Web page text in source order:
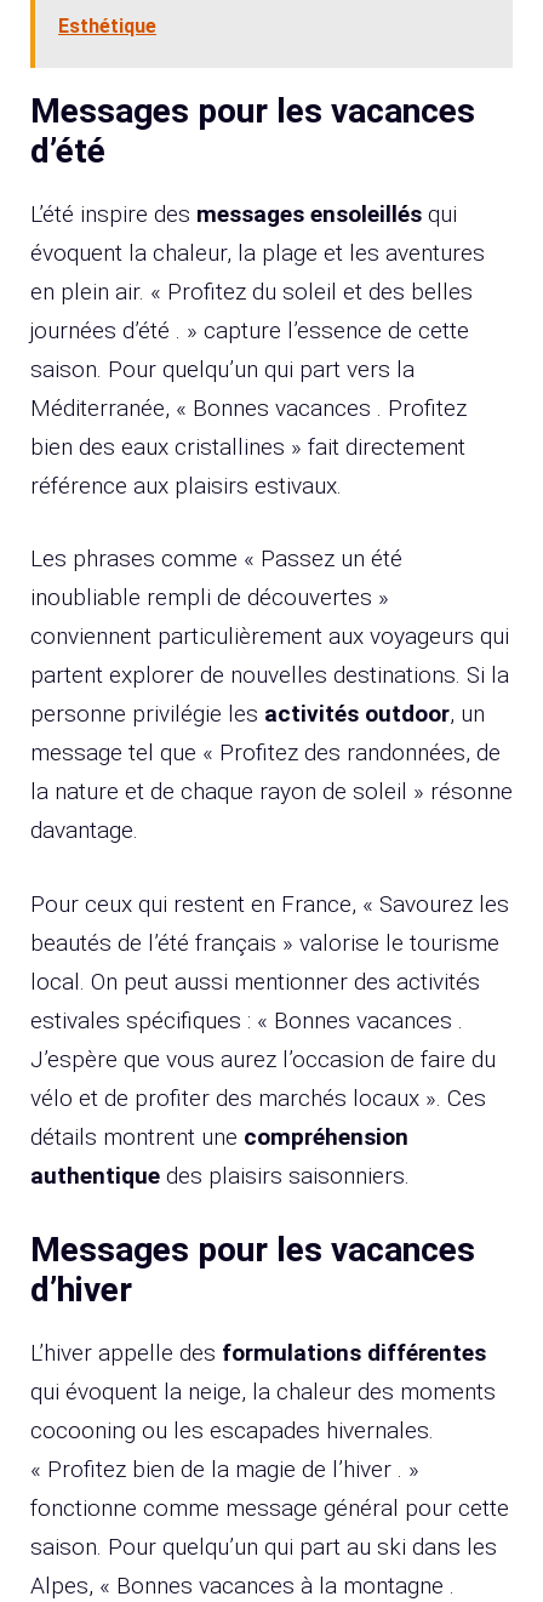
Esthétique
Messages pour les vacances
d’été
L’été inspire des messages ensoleillés qui
évoquent la chaleur, la plage et les aventures
en plein air. « Profitez du soleil et des belles
journées d’été . » capture l’essence de cette
saison. Pour quelqu’un qui part vers la
Méditerranée, « Bonnes vacances . Profitez
bien des eaux cristallines » fait directement
référence aux plaisirs estivaux.
Les phrases comme « Passez un été
inoubliable rempli de découvertes »
conviennent particulièrement aux voyageurs qui
partent explorer de nouvelles destinations. Si la
personne privilégie les activités outdoor, un
message tel que « Profitez des randonnées, de
la nature et de chaque rayon de soleil » résonne
davantage.
Pour ceux qui restent en France, « Savourez les
beautés de l’été français » valorise le tourisme
local. On peut aussi mentionner des activités
estivales spécifiques : « Bonnes vacances .
J’espère que vous aurez l’occasion de faire du
vélo et de profiter des marchés locaux ». Ces
détails montrent une compréhension
authentique des plaisirs saisonniers.
Messages pour les vacances
d’hiver
L’hiver appelle des formulations différentes
qui évoquent la neige, la chaleur des moments
cocooning ou les escapades hivernales.
« Profitez bien de la magie de l’hiver . »
fonctionne comme message général pour cette
saison. Pour quelqu’un qui part au ski dans les
Alpes, « Bonnes vacances à la montagne .